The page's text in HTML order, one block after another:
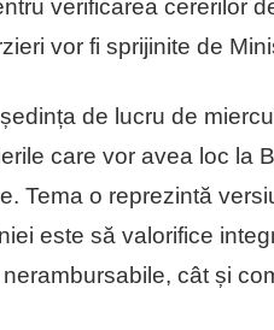
verificarea cererilor
vor fi sprijinite de
de lucru de
care vor avea loc la
Tema o reprezintă
este să valorifice
cât și